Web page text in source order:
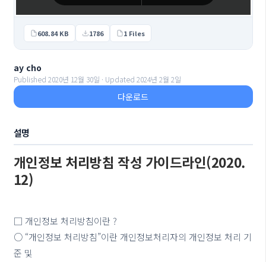
608.84 KB 1786 1 Files
ay cho
Published 2020년 12월 30일 · Updated 2024년 2월 2일
다운로드
설명
개인정보 처리방침 작성 가이드라인(2020.
12)
□ 개인정보 처리방침이란 ?
○ “개인정보 처리방침”이란 개인정보처리자의 개인정보 처리 기
준 및